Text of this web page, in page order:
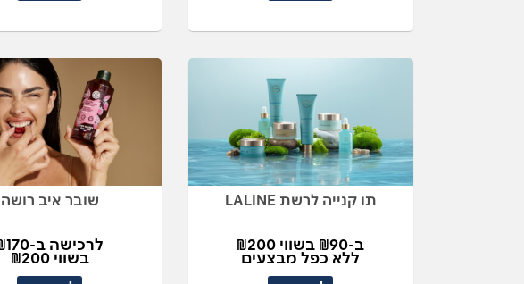
תו קנייה לרשת LALINE
ב-₪90 בשווי ₪200
ללא כפל מבצעים
שובר איב רושה
לרכישה ב-₪170
בשווי ₪200